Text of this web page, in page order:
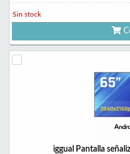
Sin stock
iggual Pantalla